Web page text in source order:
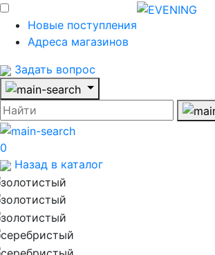
Новые поступления
Адреса магазинов
Задать вопрос
0
Назад в каталог